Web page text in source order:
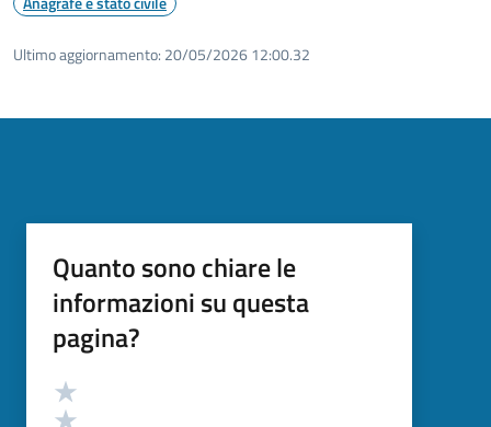
Ultimo aggiornamento: 20/05/2026 12:00.32
Quanto sono chiare le
informazioni su questa
pagina?
Valutazione